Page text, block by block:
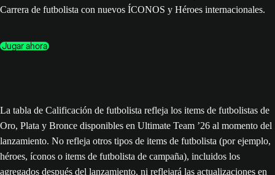
Carrera de futbolista con nuevos ÍCONOS y Héroes internacionales.
Jugar ahora
La tabla de Calificación de futbolista refleja los items de futbolistas de
Oro, Plata y Bronce disponibles en Ultimate Team ’26 al momento del
lanzamiento. No refleja otros tipos de items de futbolista (por ejemplo,
héroes, íconos o items de futbolista de campaña), incluidos los
agregados después del lanzamiento, ni reflejará las actualizaciones en